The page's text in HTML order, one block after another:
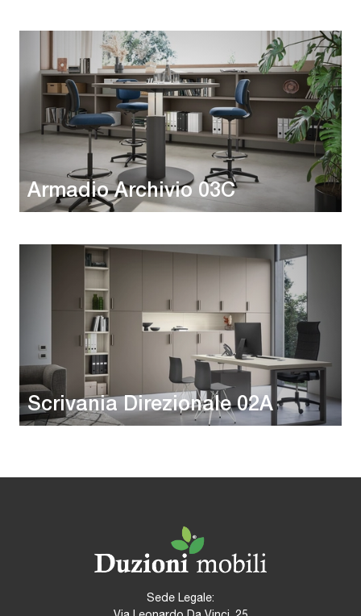
Armadio Archivio 03C
Scrivania Direzionale 02A
Sede Legale: